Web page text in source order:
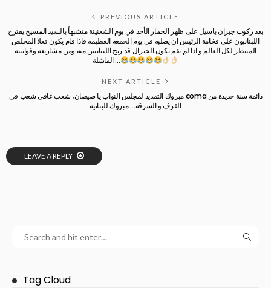
PREVIOUS ARTICLE
بعد ركوب جبران باسيل على ظهر الحمار الأحد في يوم الشعنينة متشبهاً بالسيد المسيح يقترح
اللبنانيون على فخامة الرئيس ان يصلبه في يوم الجمعه العظيمه فاذا قام يكون فعلا المخلص
المنتظر لكل العالم و اذا لم يقم يكون الجنرال قد ريح اللبنانيين منه ومن مشاريعه وقوانينه
الفاشلة …
NEXT ARTICLE
مبروك التمديد لمجلس النواب يا صيصان، شعب غافي شعب في coma دائمة سنة جديدة من
القرف و السرقة… مبروك للبنانية
LEAVE A REPLY
Tag Cloud